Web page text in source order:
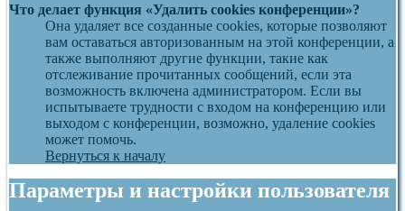
Что делает функция «Удалить cookies конференции»?
Она удаляет все созданные cookies, которые позволяют
вам оставаться авторизованным на этой конференции, а
также выполняют другие функции, такие как
отслеживание прочитанных сообщений, если эта
возможность включена администратором. Если вы
испытываете трудности с входом на конференцию или
выходом с конференции, возможно, удаление cookies
может помочь.
Вернуться к началу
Параметры и настройки пользователя